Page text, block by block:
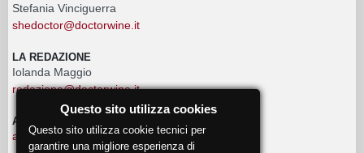
Stefania Vinciguerra
shedoctor@doctorwine.it
LA REDAZIONE
Iolanda Maggio
redazione@doctorwine.it
ADVERTISING
advertising@doctorwine.it
Questo sito utilizza cookies
Questo sito utilizza cookie tecnici per
garantire una migliore esperienza di